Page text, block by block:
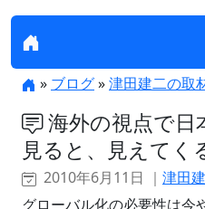
» ブログ»津田建二の取
海外の視点で日
見ると、見えてく
2010年6月11日 ｜ 津田
グローバル化の必要性は今